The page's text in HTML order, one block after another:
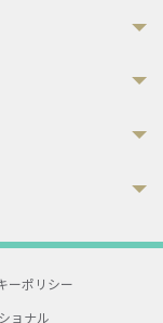
ーポリシー
ョナル